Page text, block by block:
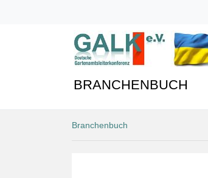
BRANCHENBUCH
Branchenbuch